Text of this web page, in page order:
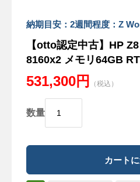
納期目安：2週間程度：Z
【otto認定中古】HP
8160x2 メモリ64GB
531,300円 （税込）
数量